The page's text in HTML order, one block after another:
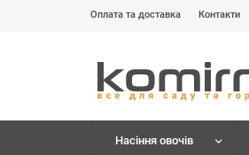
Оплата та доставка Контакти
Насіння овочів